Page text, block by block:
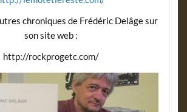
chroniques de Frédéric Delâge sur
son site web :
http://rockprogetc.com/